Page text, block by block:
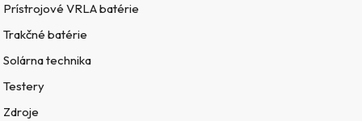
Prístrojové VRLA batérie
Trakčné batérie
Solárna technika
Testery
Zdroje